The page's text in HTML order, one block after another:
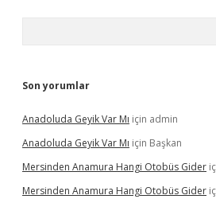
Son yorumlar
Anadoluda Geyik Var Mı için admin
Anadoluda Geyik Var Mı için Başkan
Mersinden Anamura Hangi Otobüs Gider
Mersinden Anamura Hangi Otobüs Gider